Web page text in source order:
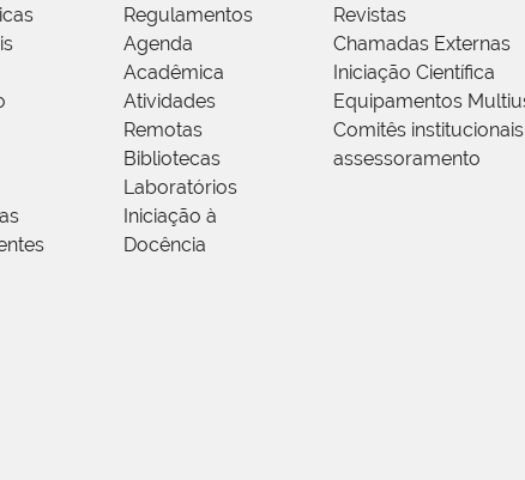
Regulamentos
Agenda
Acadêmica
Atividades
Remotas
Bibliotecas
Laboratórios
Iniciação à
Docência
Revistas
Chamadas Externas
Iniciação Científica
Equipamentos
Comitês
assessoramento